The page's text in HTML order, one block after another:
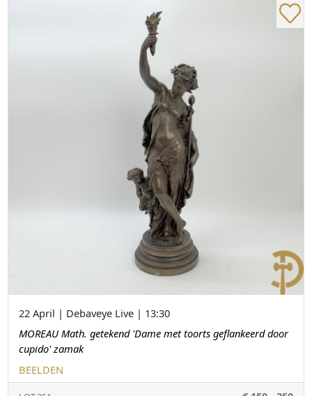
22 April | Debaveye Live | 13:30
MOREAU Math. getekend 'Dame met toorts geflankeerd door
cupido' zamak
BEELDEN